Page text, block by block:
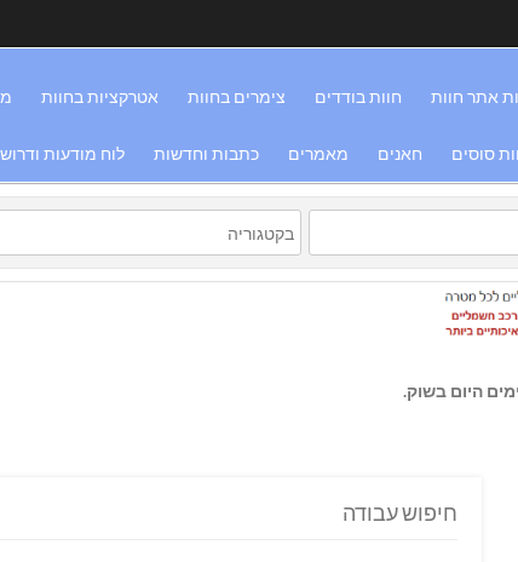
אתר חוות חוות בודדים צימרים בחוות אטרקציות בחוות
סוסים חאנים מאמרים כתבות וחדשות לוח מודעות
היום בשוק.
חיפוש עבודה